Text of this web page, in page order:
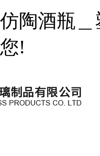
陶酒瓶
!